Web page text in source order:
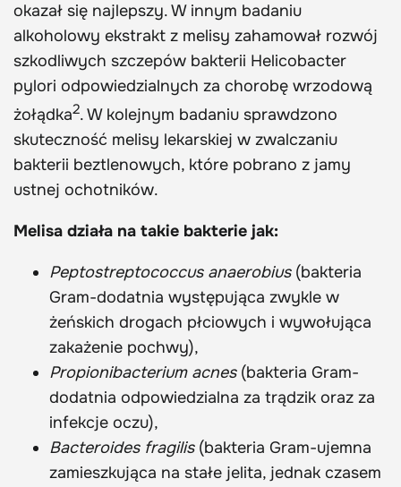
okazał się najlepszy. W innym badaniu
alkoholowy ekstrakt z melisy zahamował rozwój
szkodliwych szczepów bakterii Helicobacter
pylori odpowiedzialnych za chorobę wrzodową
żołądka2. W kolejnym badaniu sprawdzono
skuteczność melisy lekarskiej w zwalczaniu
bakterii beztlenowych, które pobrano z jamy
ustnej ochotników.
Melisa działa na takie bakterie jak:
Peptostreptococcus anaerobius(bakteria
Gram-dodatnia występująca zwykle w
żeńskich drogach płciowych i wywołująca
zakażenie pochwy),
Propionibacterium acnes(bakteria Gram-
dodatnia odpowiedzialna za trądzik oraz za
infekcje oczu),
Bacteroides fragilis(bakteria Gram-ujemna
zamieszkująca na stałe jelita, jednak czasem